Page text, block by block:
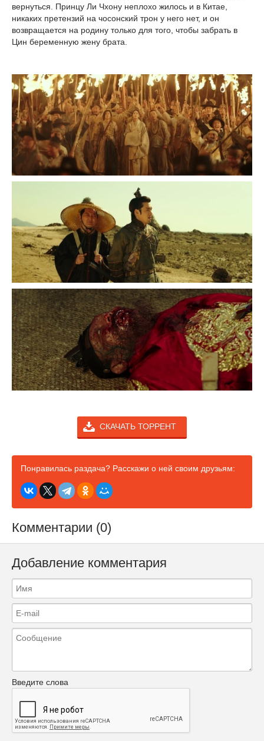
вернуться. Принцу Ли Чхону неплохо жилось и в Китае,
никаких претензий на чосонский трон у него нет, и он
возвращается на родину только для того, чтобы забрать в
Цин беременную жену брата.
СКАЧАТЬ ТОРРЕНТ
Понравилась раздача? Расскажи о ней своим друзьям:
Комментарии (0)
Добавление комментария
Введите слова